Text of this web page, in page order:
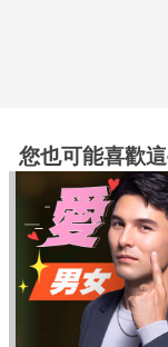
您也可能喜歡